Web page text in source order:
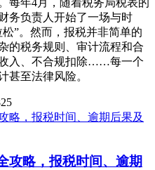
务负责人开始了一场与时
”。然而，报税并非简单的
的税务规则、审计流程和合
入、不合规扣除……每一个
甚至法律风险。
攻略，报税时间、逾期